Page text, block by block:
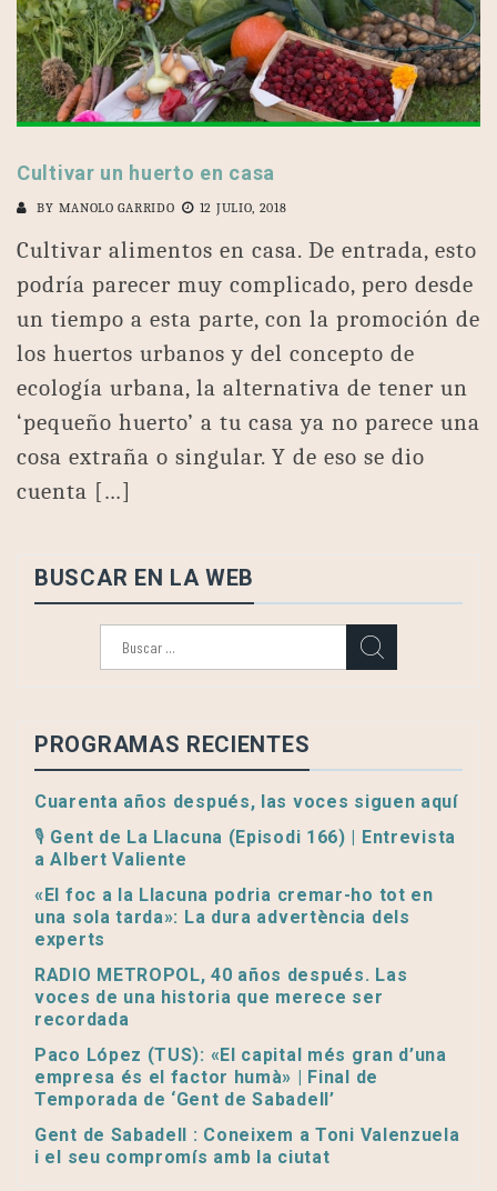
Cultivar un huerto en casa
BY MANOLO GARRIDO 12 JULIO, 2018
Cultivar alimentos en casa. De entrada, esto
podría parecer muy complicado, pero desde
un tiempo a esta parte, con la promoción de
los huertos urbanos y del concepto de
ecología urbana, la alternativa de tener un
‘pequeño huerto’ a tu casa ya no parece una
cosa extraña o singular. Y de eso se dio
cuenta […]
BUSCAR EN LA WEB
PROGRAMAS RECIENTES
Cuarenta años después, las voces siguen aquí
🎙️ Gent de La Llacuna (Episodi 166) | Entrevista
a Albert Valiente
«El foc a la Llacuna podria cremar-ho tot en
una sola tarda»: La dura advertència dels
experts
RADIO METROPOL, 40 años después. Las
voces de una historia que merece ser
recordada
Paco López (TUS): «El capital més gran d’una
empresa és el factor humà» | Final de
Temporada de ‘Gent de Sabadell’
Gent de Sabadell : Coneixem a Toni Valenzuela
i el seu compromís amb la ciutat